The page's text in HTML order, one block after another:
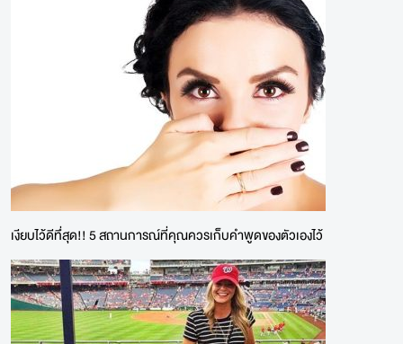
เงียบไว้ดีทึ่สุด!! 5 สถานการณ์ที่คุณควรเก็บคำพูดของตัวเองไว้